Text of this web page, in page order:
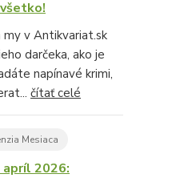
v Antikvariat.sk
darčeka, ako je
napínavé krimi,
čítať celé
Mesiaca
apríl 2026: